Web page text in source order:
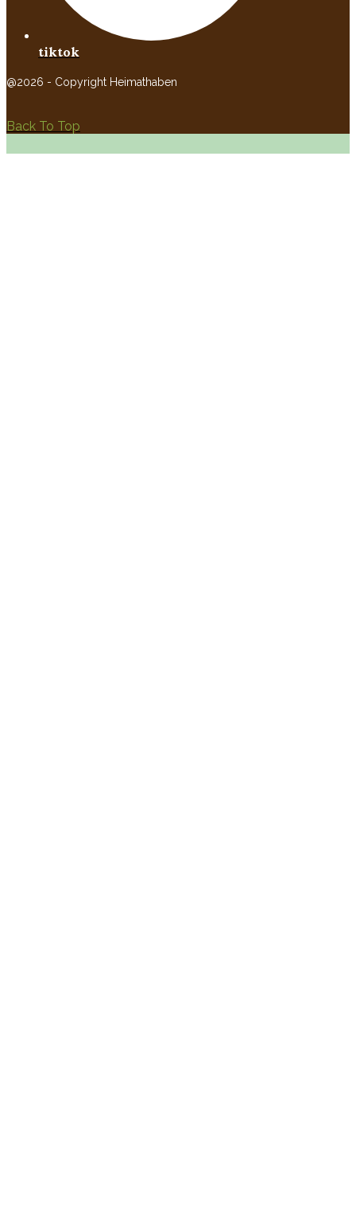
tiktok
@2026 - Copyright Heimathaben
Back To Top